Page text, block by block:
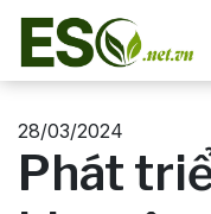
28/03/2024
Phát